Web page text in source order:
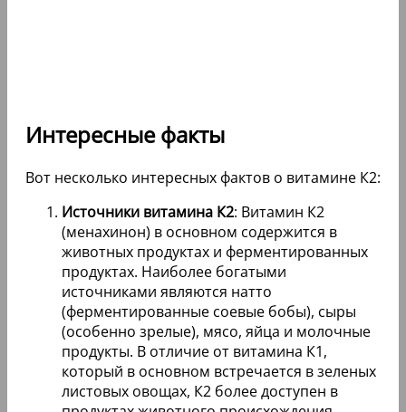
Интересные факты
Вот несколько интересных фактов о витамине К2:
Источники витамина К2: Витамин К2
(менахинон) в основном содержится в
животных продуктах и ферментированных
продуктах. Наиболее богатыми
источниками являются натто
(ферментированные соевые бобы), сыры
(особенно зрелые), мясо, яйца и молочные
продукты. В отличие от витамина К1,
который в основном встречается в зеленых
листовых овощах, К2 более доступен в